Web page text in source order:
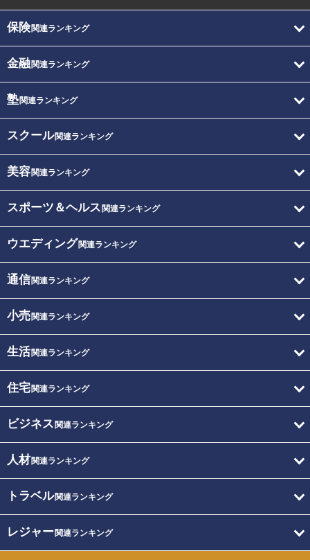
保険関連ランキング
金融関連ランキング
塾関連ランキング
スクール関連ランキング
美容関連ランキング
スポーツ＆ヘルス 関連ランキング
ウエディング関連ランキング
通信関連ランキング
小売関連ランキング
生活関連ランキング
住宅関連ランキング
ビジネス 関連ランキング
人材関連ランキング
トラベル関連ランキング
レジャー関連ランキング